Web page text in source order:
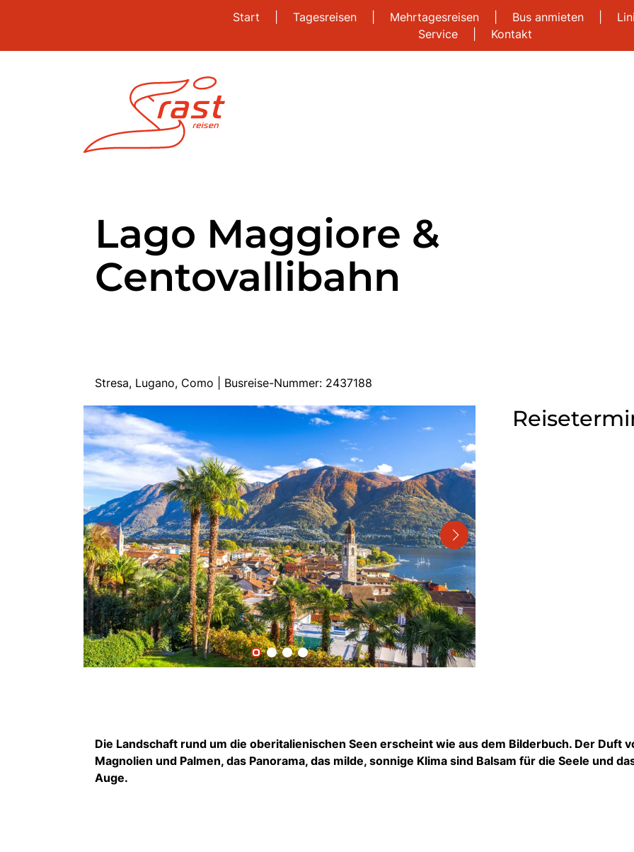
Start Tagesreisen Mehrtagesreisen Bus anmieten
Service
Kontakt
Lago Maggiore &
Centovallibahn
Stresa, Lugano, Como | Busreise-Nummer: 2437188
Die Landschaft rund um die oberitalienischen Seen erscheint wie aus dem Bilderbuch. Der Duft
Magnolien und Palmen, das Panorama, das milde, sonnige Klima sind Balsam für die Seele und
Auge.